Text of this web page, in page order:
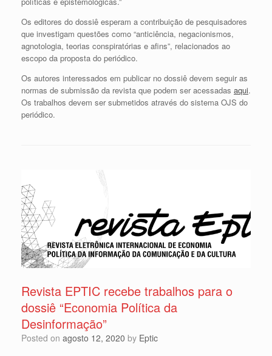
Os editores do dossiê esperam a contribuição de pesquisadores
que investigam questões como “anticiência, negacionismos,
agnotologia, teorias conspiratórias e afins”, relacionados ao
escopo da proposta do periódico.
Os autores interessados em publicar no dossiê devem seguir as
normas de submissão da revista que podem ser acessadas aqui.
Os trabalhos devem ser submetidos através do sistema OJS do
periódico.
Revista EPTIC recebe trabalhos para o
dossiê “Economia Política da
Desinformação”
Posted on agosto 12, 2020 by Eptic